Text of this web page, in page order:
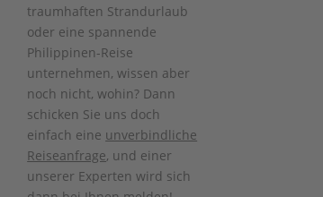
traumhaften Strandurlaub
oder eine spannende
Philippinen-Reise
unternehmen, wissen aber
noch nicht, wohin? Dann
schicken Sie uns doch
einfach eine unverbindliche
Reiseanfrage, und einer
unserer Experten wird sich